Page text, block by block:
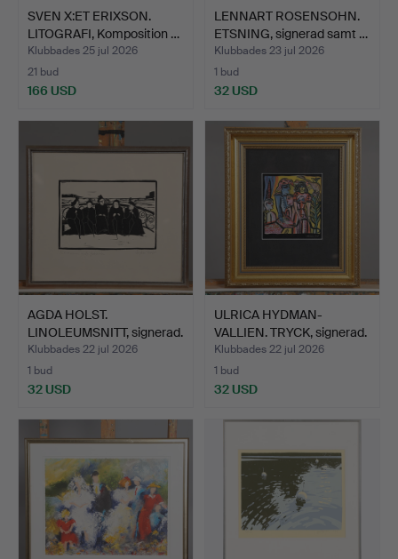
SVEN X:ET ERIXSON.
LITOGRAFI, Komposition …
Klubbades 25 jul 2026
21 bud
166 USD
LENNART ROSENSOHN.
ETSNING, signerad samt …
Klubbades 23 jul 2026
1 bud
32 USD
AGDA HOLST.
LINOLEUMSNITT, signerad.
Klubbades 22 jul 2026
1 bud
32 USD
ULRICA HYDMAN-
VALLIEN. TRYCK, signerad.
Klubbades 22 jul 2026
1 bud
32 USD